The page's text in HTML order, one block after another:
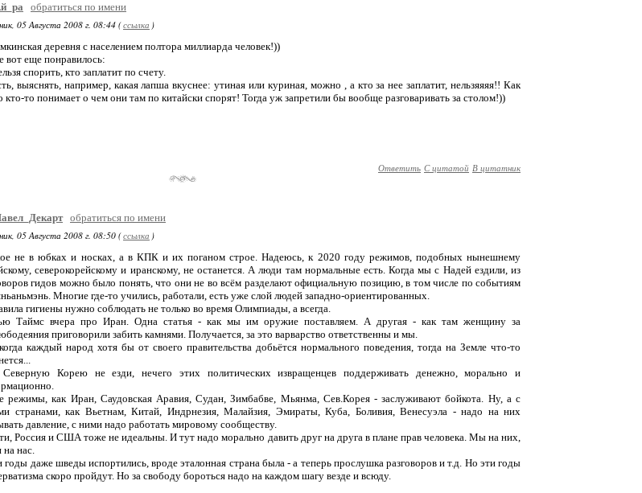
обратиться по имени
05 Августа 2008 г. 08:44 (ссылка )
деревня с населением полтора миллиарда человек!))
вот еще понравилось:
спорить, кто заплатит по счету.
выяснять, например, какая лапша вкуснее: утиная или куриная, можно , а кто за нее заплатит, нельзяяяя!! Как
кто-то понимает о чем они там по китайски спорят! Тогда уж запретили бы вообще разговаривать за столом!))
Ответить С цитатой В цитатник
обратиться по имени
05 Августа 2008 г. 08:50 (ссылка )
не в юбках и носках, а в КПК и их поганом строе. Надеюсь, к 2020 году режимов, подобных нынешнему
северокорейскому и иранскому, не останется. А люди там нормальные есть. Когда мы с Надей ездили, из
гидов можно было понять, что они не во всём разделают официальную позицию, в том числе по событиям
Многие где-то учились, работали, есть уже слой людей западно-ориентированных.
гигиены нужно соблюдать не только во время Олимпиады, а всегда.
Таймс вчера про Иран. Одна статья - как мы им оружие поставляем. А другая - как там женщину за
приговорили забить камнями. Получается, за это варварство ответственны и мы.
каждый народ хотя бы от своего правительства добьётся нормального поведения, тогда на Земле что-то
Корею не езди, нечего этих политических извращенцев поддерживать денежно, морально и
режимы, как Иран, Саудовская Аравия, Судан, Зимбабве, Мьянма, Сев.Корея - заслуживают бойкота. Ну, а с
странами, как Вьетнам, Китай, Индрнезия, Малайзия, Эмираты, Куба, Боливия, Венесуэла - надо на них
давление, с ними надо работать мировому сообществу.
Россия и США тоже не идеальны. И тут надо морально давить друг на друга в плане прав человека. Мы на них,
на нас.
годы даже шведы испортились, вроде эталонная страна была - а теперь прослушка разговоров и т.д. Но эти годы
скоро пройдут. Но за свободу бороться надо на каждом шагу везде и всюду.